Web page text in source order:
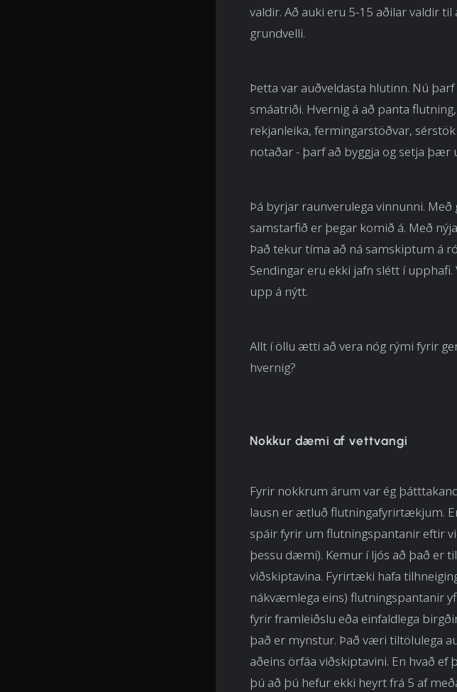
valdir. Að auki eru 5-15 aðilar valdir
grundvelli.
Þetta var auðveldasta hlutinn. Nú
smáatriði. Hvernig á að panta
rekjanleika, fermingarstöðvar,
notaðar - þarf að byggja og setja þær
Þá byrjar raunverulega vinnunni.
samstarfið er þegar komið á. Með
Það tekur tíma að ná samskiptum á
Sendingar eru ekki jafn slétt í
upp á nýtt.
Allt í öllu ætti að vera nóg rými fyrir
hvernig?
Nokkur dæmi af vettvangi
Fyrir nokkrum árum var ég
lausn er ætluð flutningafyrirtækjum.
spáir fyrir um flutningspantanir eftir
þessu dæmi). Kemur í ljós að það er
viðskiptavina. Fyrirtæki hafa
nákvæmlega eins) flutningspantanir
fyrir framleiðslu eða einfaldlega
það er mynstur. Það væri tiltölulega
aðeins örfáa viðskiptavini. En hvað
þú að þú hefur ekki heyrt frá 5 af